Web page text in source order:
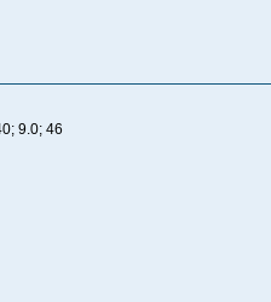
9.0; 46